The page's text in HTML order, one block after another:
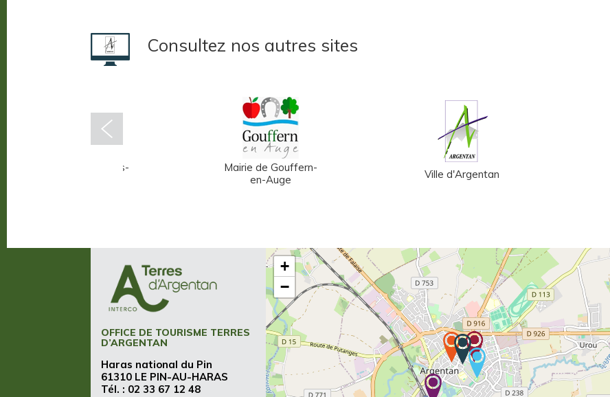
Consultez nos autres sites
Mairie d'Écouché-les-
Mairie de Gouffern-
en-Auge
Ville d'Argentan
OFFICE DE TOURISME TERRES
D’ARGENTAN
Haras national du Pin
61310 LE PIN-AU-HARAS
Tél. : 02 33 67 12 48
+
−